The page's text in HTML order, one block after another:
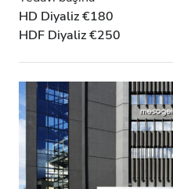
Akşam
Puan
İyi
Çok İyi
HD Diyaliz €180
HDF Diyaliz €250